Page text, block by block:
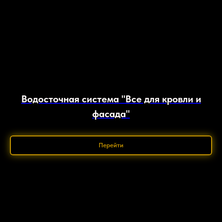
Водосточная система "Все для кровли и
фасада"
Перейти